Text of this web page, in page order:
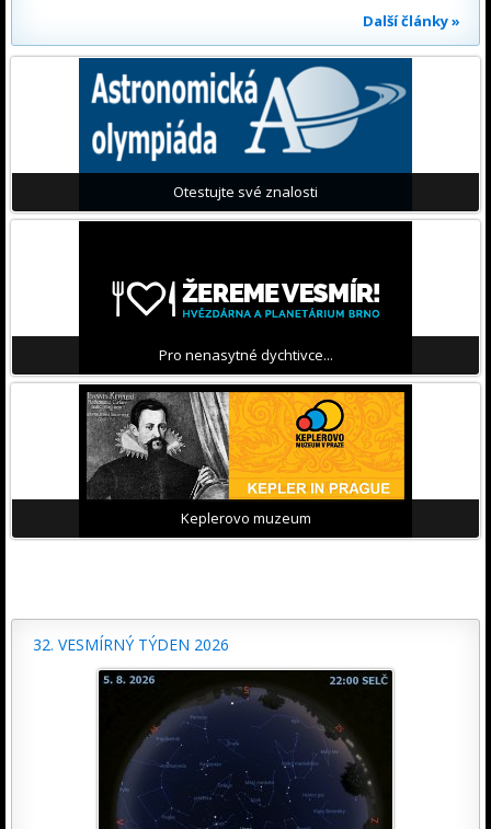
Další články »
Otestujte své znalosti
Pro nenasytné dychtivce...
Keplerovo muzeum
32. VESMÍRNÝ TÝDEN 2026